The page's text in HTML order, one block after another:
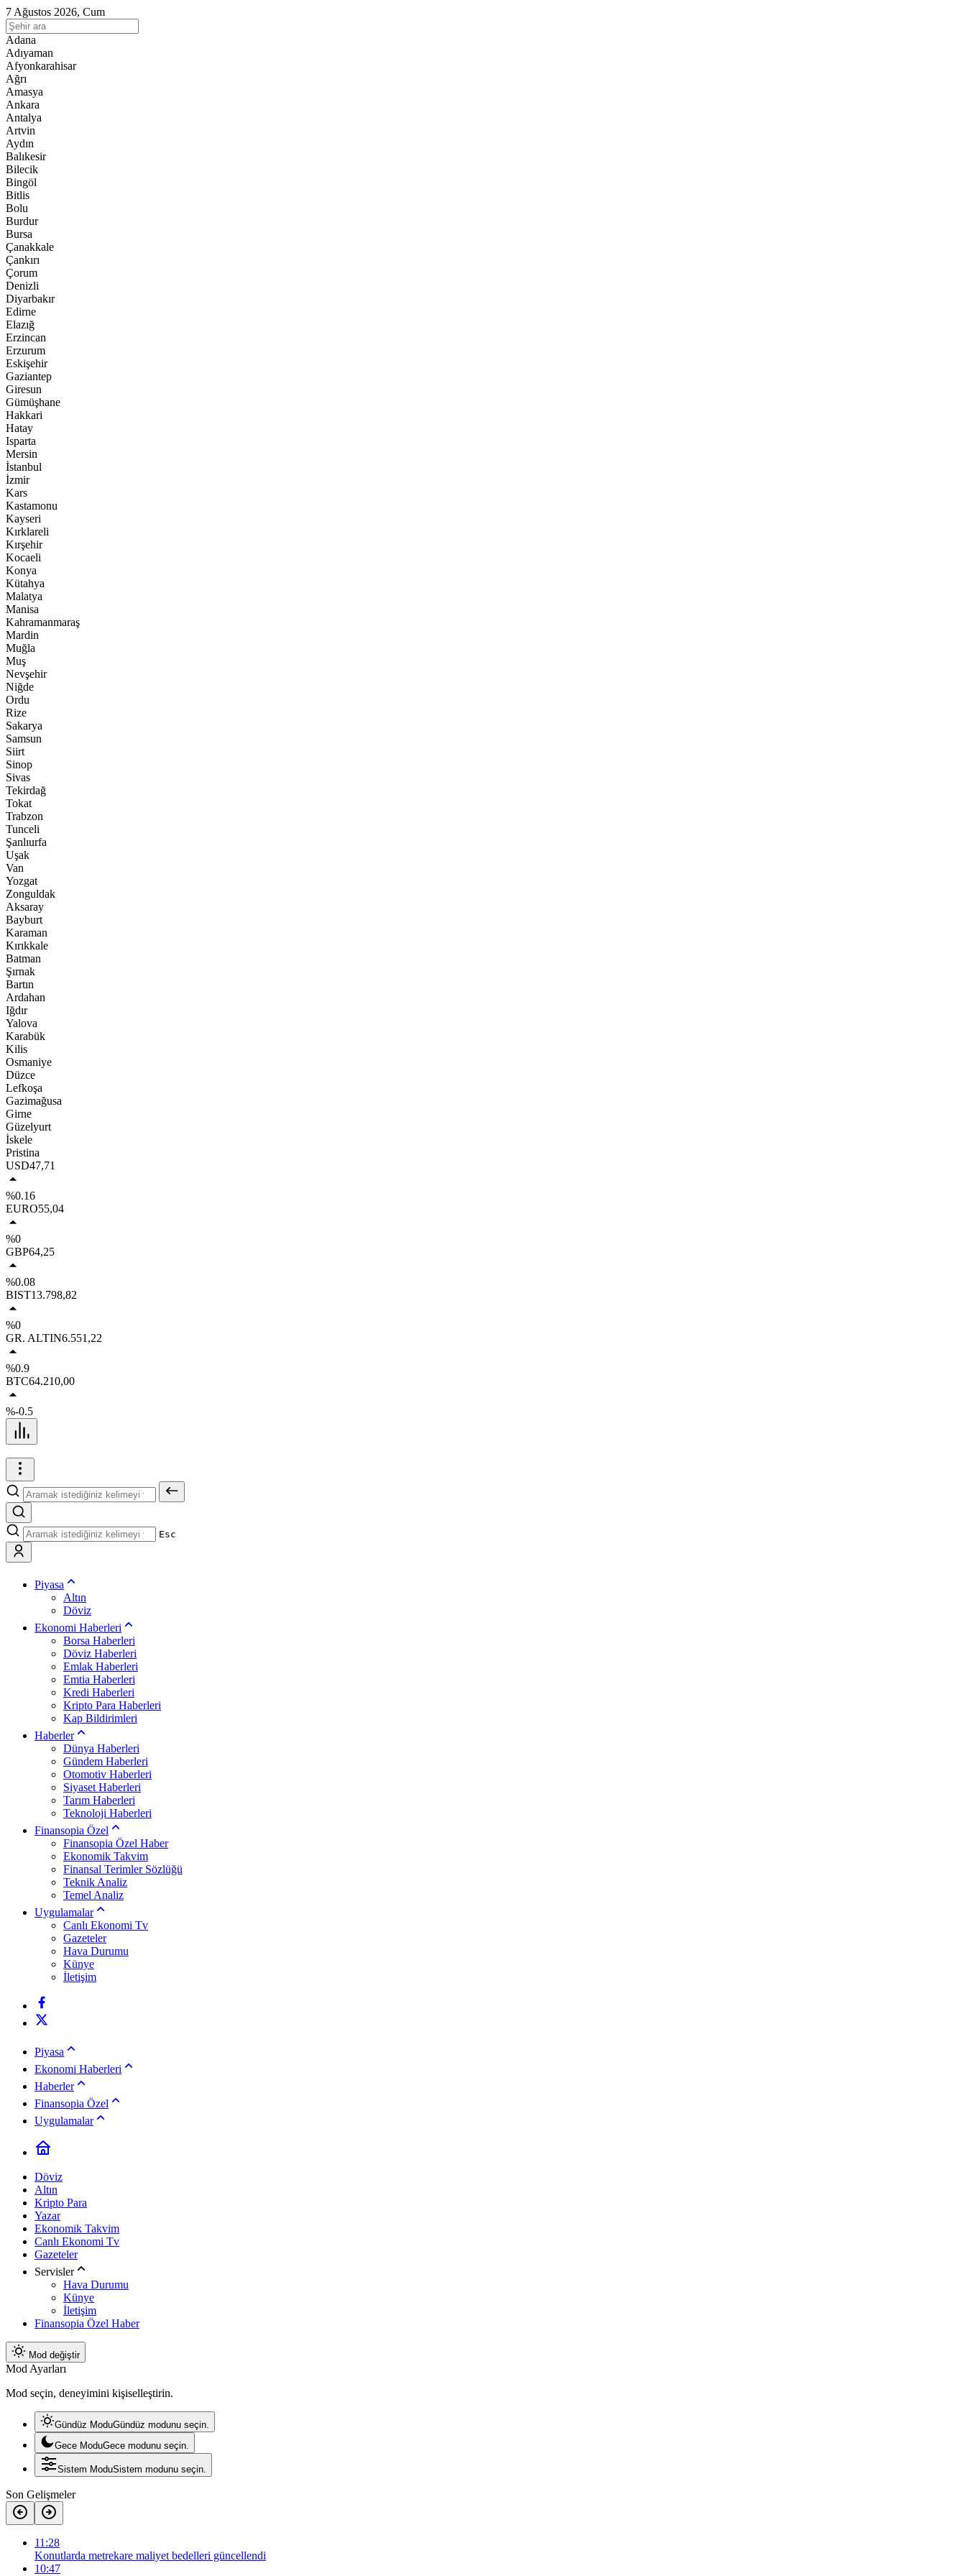
7 Ağustos 2026, Cum
Adana
Adıyaman
Afyonkarahisar
Ağrı
Amasya
Ankara
Antalya
Artvin
Aydın
Balıkesir
Bilecik
Bingöl
Bitlis
Bolu
Burdur
Bursa
Çanakkale
Çankırı
Çorum
Denizli
Diyarbakır
Edirne
Elazığ
Erzincan
Erzurum
Eskişehir
Gaziantep
Giresun
Gümüşhane
Hakkari
Hatay
Isparta
Mersin
İstanbul
İzmir
Kars
Kastamonu
Kayseri
Kırklareli
Kırşehir
Kocaeli
Konya
Kütahya
Malatya
Manisa
Kahramanmaraş
Mardin
Muğla
Muş
Nevşehir
Niğde
Ordu
Rize
Sakarya
Samsun
Siirt
Sinop
Sivas
Tekirdağ
Tokat
Trabzon
Tunceli
Şanlıurfa
Uşak
Van
Yozgat
Zonguldak
Aksaray
Bayburt
Karaman
Kırıkkale
Batman
Şırnak
Bartın
Ardahan
Iğdır
Yalova
Karabük
Kilis
Osmaniye
Düzce
Lefkoşa
Gazimağusa
Girne
Güzelyurt
İskele
Pristina
USD47,71
%0.16
EURO55,04
%0
GBP64,25
%0.08
BIST13.798,82
%0
GR. ALTIN6.551,22
%0.9
BTC64.210,00
%-0.5
Esc
Piyasa
Altın
Döviz
Ekonomi Haberleri
Borsa Haberleri
Döviz Haberleri
Emlak Haberleri
Emtia Haberleri
Kredi Haberleri
Kripto Para Haberleri
Kap Bildirimleri
Haberler
Dünya Haberleri
Gündem Haberleri
Otomotiv Haberleri
Siyaset Haberleri
Tarım Haberleri
Teknoloji Haberleri
Finansopia Özel
Finansopia Özel Haber
Ekonomik Takvim
Finansal Terimler Sözlüğü
Teknik Analiz
Temel Analiz
Uygulamalar
Canlı Ekonomi Tv
Gazeteler
Hava Durumu
Künye
İletişim
Piyasa
Ekonomi Haberleri
Haberler
Finansopia Özel
Uygulamalar
Döviz
Altın
Kripto Para
Yazar
Ekonomik Takvim
Canlı Ekonomi Tv
Gazeteler
Servisler
Hava Durumu
Künye
İletişim
Finansopia Özel Haber
Mod değiştir
Mod Ayarları
Mod seçin, deneyimini kişiselleştirin.
Gündüz ModuGündüz modunu seçin.
Gece ModuGece modunu seçin.
Sistem ModuSistem modunu seçin.
Son Gelişmeler
11:28
Konutlarda metrekare maliyet bedelleri güncellendi
10:47